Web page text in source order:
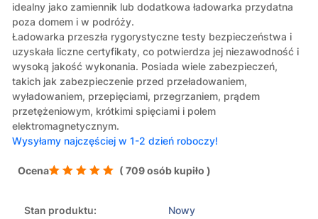
idealny jako zamiennik lub dodatkowa ładowarka przydatna
poza domem i w podróży.
Ładowarka przeszła rygorystyczne testy bezpieczeństwa i
uzyskała liczne certyfikaty, co potwierdza jej niezawodność i
wysoką jakość wykonania. Posiada wiele zabezpieczeń,
takich jak zabezpieczenie przed przeładowaniem,
wyładowaniem, przepięciami, przegrzaniem, prądem
przetężeniowym, krótkimi spięciami i polem
elektromagnetycznym.
Wysyłamy najczęściej w 1-2 dzień roboczy!
Ocena ( 709 osób kupiło )
Stan produktu: Nowy